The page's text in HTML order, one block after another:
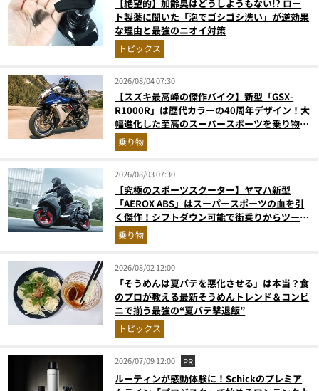
【絶望的】加齢臭はどうしようもない!? ロー
ト製薬に聞いた「泡でゴシゴシ洗い」が逆効果
な理由と最強のニオイ対策
トピックス
2026/08/04 07:30
【スズキ最高峰の傑作バイク】新型「GSX-
R1000R」は歴代カラーの40周年デザイン！大
幅進化した至高のスーパースポーツを乗り物ラ
イターが解説
乗り物
2026/08/03 07:30
【究極のスポーツスクーター】ヤマハ新型
「AEROX ABS」はスーパースポーツの血を引
く傑作！シフトダウン可能で街乗りからツーリ
ングまで最強
乗り物
2026/08/02 12:00
「そうめんは夏バテを悪化させる」は本当？食
のプロが教える最新そうめんトレンド＆コンビ
ニで揃う最強の“夏バテ撃退飯”
トピックス
2026/07/09 12:00 PR
ルーティンが感動体験に！Schickのプレミア